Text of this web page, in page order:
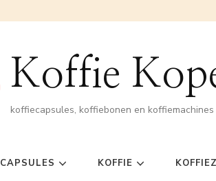
Koffie
koffiecapsules, koffiebonen en koffiemachines
CAPSULES KOFFIE